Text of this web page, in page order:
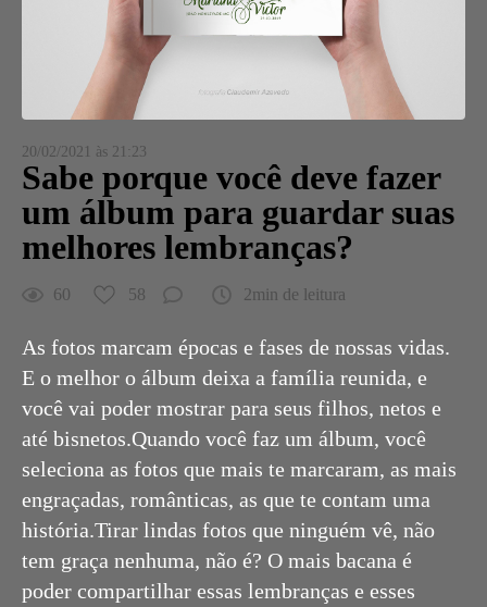
20/02/2021 às 21:23
Sabe porque você deve fazer
um álbum para guardar suas
melhores lembranças?
60 58 2min de leitura
As fotos marcam épocas e fases de nossas vidas.
E o melhor o álbum deixa a família reunida, e
você vai poder mostrar para seus filhos, netos e
até bisnetos.Quando você faz um álbum, você
seleciona as fotos que mais te marcaram, as mais
engraçadas, românticas, as que te contam uma
história.Tirar lindas fotos que ninguém vê, não
tem graça nenhuma, não é? O mais bacana é
poder compartilhar essas lembranças e esses